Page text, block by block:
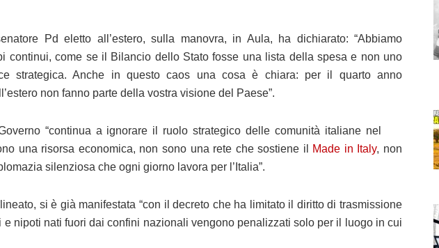
Pd eletto all’estero, sulla manovra, in Aula, ha dichiarato: “Abbiamo
continui, come se il Bilancio dello Stato fosse una lista della spesa e non uno
strategica. Anche in questo caos una cosa è chiara: per il quarto anno
non fanno parte della vostra visione del Paese”.
“continua a ignorare il ruolo strategico delle comunità italiane nel
una risorsa economica, non sono una rete che sostiene il Made in Italy, non
silenziosa che ogni giorno lavora per l’Italia”.
si è già manifestata “con il decreto che ha limitato il diritto di trasmissione
e nipoti nati fuori dai confini nazionali vengono penalizzati solo per il luogo in cui